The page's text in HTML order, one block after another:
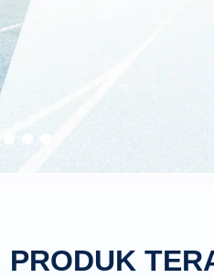
PRODUK